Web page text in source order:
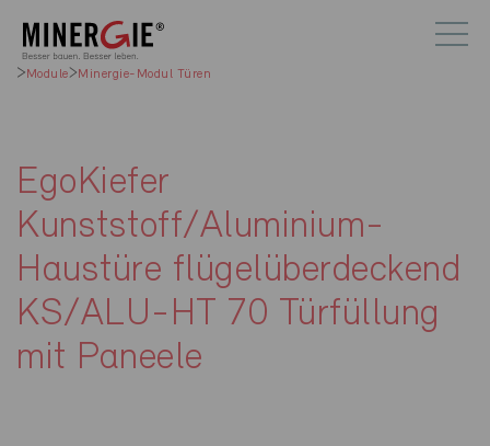
Module Minergie-Modul Türen
EgoKiefer
Kunststoff/Aluminium-
Haustüre flügelüberdeckend
KS/ALU-HT 70 Türfüllung
mit Paneele